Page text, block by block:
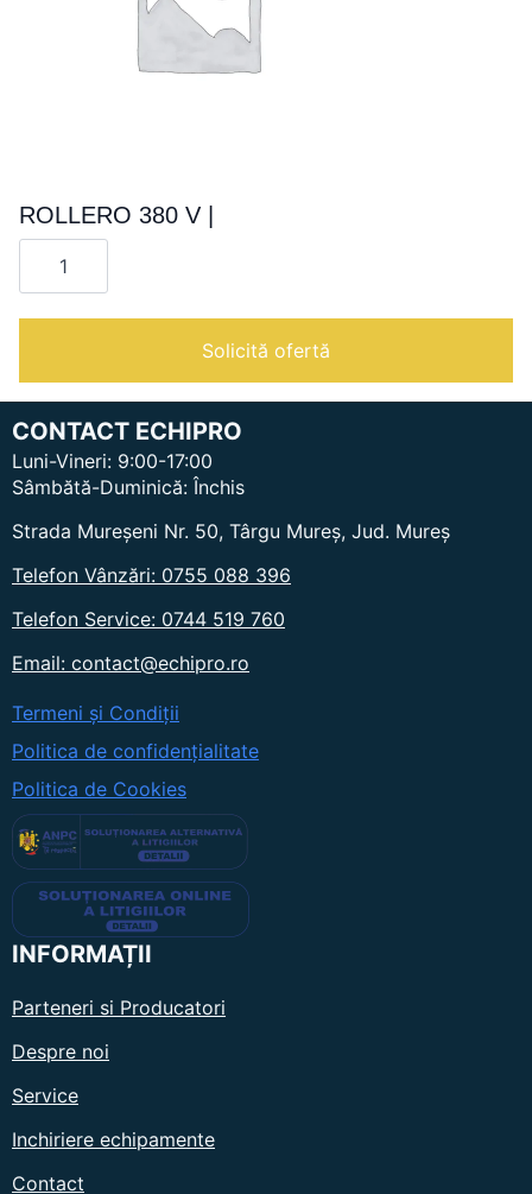
ROLLERO 380 V |
Cantitate
ROLLERO
380
|
Solicită ofertă
CONTACT ECHIPRO
Luni-Vineri: 9:00-17:00
Sâmbătă-Duminică: Închis
Strada Mureșeni Nr. 50, Târgu Mureș, Jud. Mureș
Telefon Vânzări: 0755 088 396
Telefon Service: 0744 519 760
Email: contact@echipro.ro
Termeni și Condiții
Politica de confidențialitate
Politica de Cookies
INFORMAȚII
Parteneri si Producatori
Despre noi
Service
Inchiriere echipamente
Contact